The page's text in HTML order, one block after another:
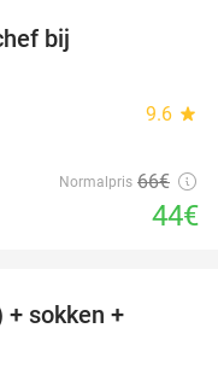
bij
9.6 star
Normalpris 66€
44€
+ sokken +